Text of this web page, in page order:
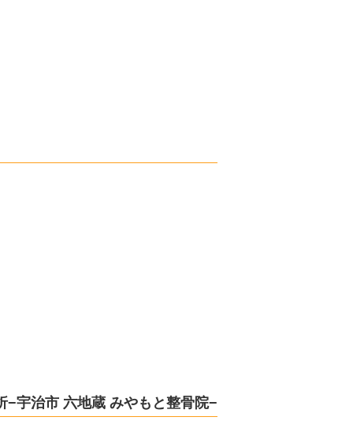
−宇治市 六地蔵 みやもと整骨院−